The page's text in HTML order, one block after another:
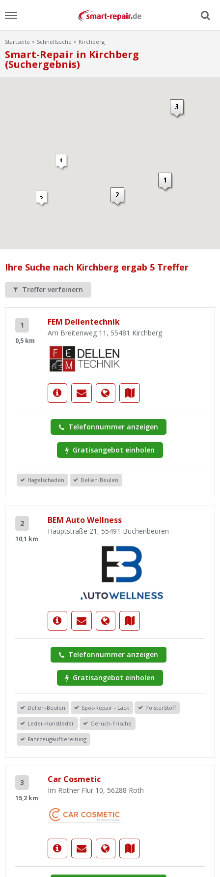
Menu
Home
Werkstatt Login
Startseite Schnellsuche Kirchberg
Smart-Repair in Kirchberg
(Suchergebnis)
Ihre Suche nach Kirchberg ergab 5 Treffer
Treffer verfeinern
1
0,5 km
FEM Dellentechnik
Am Breitenweg 11, 55481 Kirchberg
Telefonnummer anzeigen
Gratisangebot einholen
Hagelschaden Dellen-Beulen
2
10,1 km
BEM Auto Wellness
Hauptstraße 21, 55491 Büchenbeuren
Telefonnummer anzeigen
Gratisangebot einholen
Dellen-Beulen Spot-Repair - Lack PolsterStoff
Leder-Kunstleder Geruch-Frische
Fahrzeugaufbereitung
3
15,2 km
Car Cosmetic
Im Rother Flur 10, 56288 Roth